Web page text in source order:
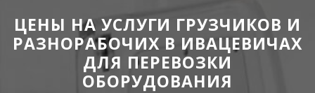
ЦЕНЫ НА УСЛУГИ ГРУЗЧИКОВ И
РАЗНОРАБОЧИХ В ИВАЦЕВИЧАХ
ДЛЯ ПЕРЕВОЗКИ
ОБОРУДОВАНИЯ